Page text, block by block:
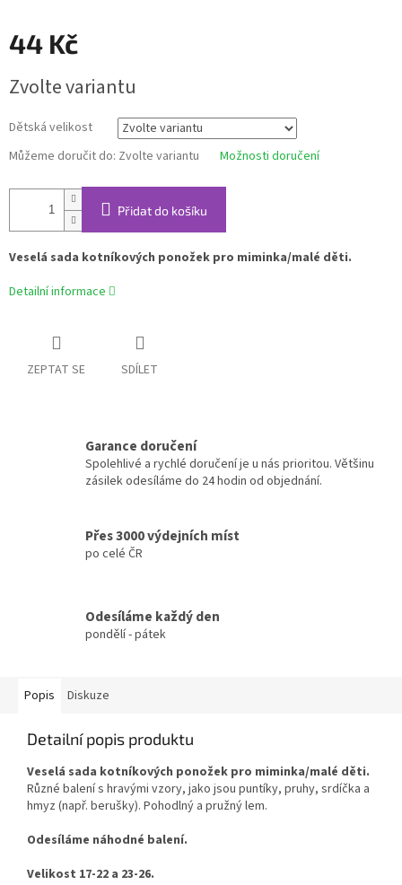
44 Kč
cena:
Zvolte variantu
Dětská velikost
Můžeme doručit do: Zvolte variantu Možnosti doručení
Přidat do košíku
Veselá sada kotníkových ponožek pro miminka/malé děti.
Detailní informace
ZEPTAT SE SDÍLET
Garance doručení
Spolehlivé a rychlé doručení je u nás prioritou. Většinu
zásilek odesíláme do 24 hodin od objednání.
Přes 3000 výdejních míst
po celé ČR
Odesíláme každý den
pondělí - pátek
Popis Diskuze
Detailní popis produktu
Veselá sada kotníkových ponožek pro miminka/malé děti.
Různé balení s hravými vzory, jako jsou puntíky, pruhy, srdíčka a
hmyz (např. berušky). Pohodlný a pružný lem.
Odesíláme náhodné balení.
Velikost 17-22 a 23-26.